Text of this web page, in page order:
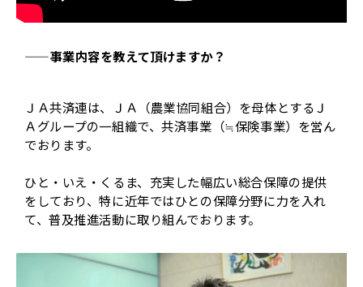
——事業内容を教えて頂けますか？
ＪＡ共済連は、ＪＡ（農業協同組合）を母体とするＪ
Ａグループの一組織で、共済事業（≒保険事業）を営ん
でおります。
ひと・いえ・くるま、充実した幅広い総合保障の提供
をしており、特に近年ではひとの保障分野に力を入れ
て、普及推進活動に取り組んでおります。